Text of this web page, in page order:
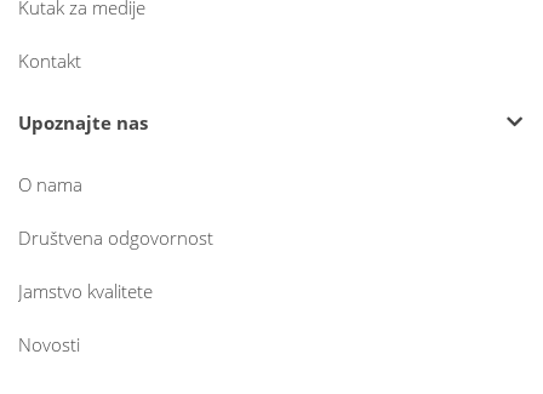
Kutak za medije
Kontakt
Upoznajte nas
O nama
Društvena odgovornost
Jamstvo kvalitete
Novosti